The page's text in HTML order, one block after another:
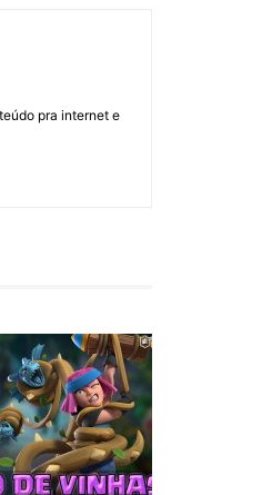
pra internet e